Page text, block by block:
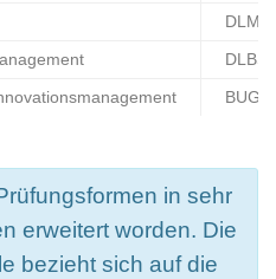
in sehr
erweitert worden. Die
bezieht sich auf die